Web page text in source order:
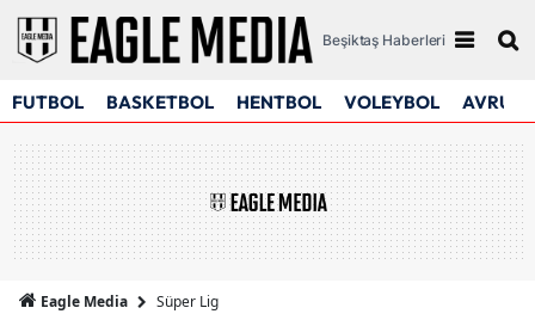
Beşiktaş Haberleri
FUTBOL BASKETBOL HENTBOL VOLEYBOL
Eagle Media Süper Lig